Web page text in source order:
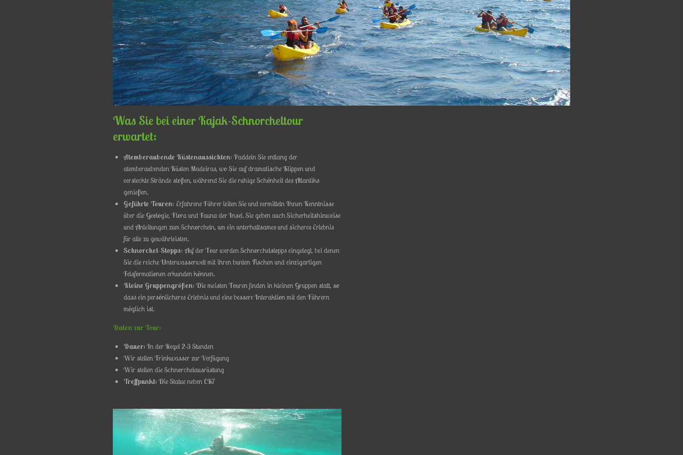
Was Sie bei einer Kajak-Schnorcheltour
erwartet:
Atemberaubende Küstenaussichten: Paddeln Sie entlang der
atemberaubenden Küsten Madeiras, wo Sie auf dramatische Klippen und
versteckte Strände stoßen, während Sie die ruhige Schönheit des Atlantiks
genießen.
Geführte Touren: Erfahrene Führer leiten Sie und vermitteln Ihnen Kenntnisse
über die Geologie, Flora und Fauna der Insel. Sie geben auch Sicherheitshinweise
und Anleitungen zum Schnorcheln, um ein unterhaltsames und sicheres Erlebnis
für alle zu gewährleisten.
Schnorchel-Stopps: Auf der Tour werden Schnorchelstopps eingelegt, bei denen
Sie die reiche Unterwasserwelt mit ihren bunten Fischen und einzigartigen
Felsformationen erkunden können.
Kleine Gruppengrößen: Die meisten Touren finden in kleinen Gruppen statt, so
dass ein persönlicheres Erlebnis und eine bessere Interaktion mit den Führern
möglich ist.
Daten zur Tour:
Dauer: In der Regel 2-3 Stunden
Wir stellen Trinkwasser zur Verfügung
Wir stellen die Schnorchelausrüstung
Treffpunkt: Die Statue neben CR7